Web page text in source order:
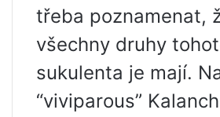
třeba poznamenat,
všechny druhy
sukulenta je mají.
“viviparous”